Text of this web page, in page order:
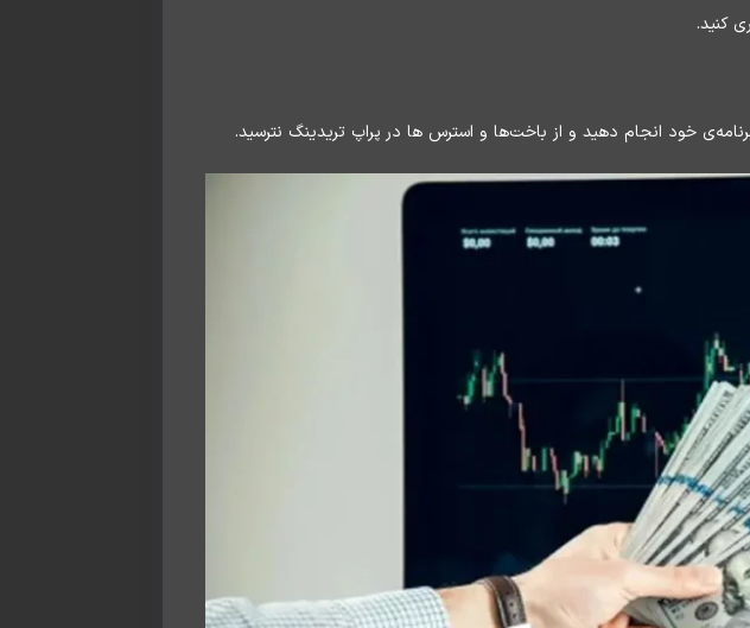
کنید.
خود انجام دهید و از باخت‌ها و استرس ها در پراپ تریدینگ نترسید.